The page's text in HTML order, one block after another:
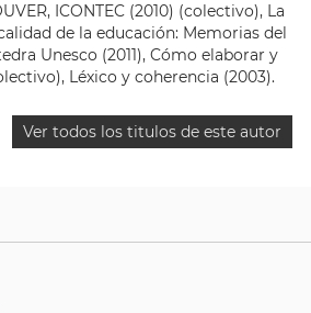
ICONTEC (2010) (colectivo), La
de la educación: Memorias del
Unesco (2011), Cómo elaborar y
Léxico y coherencia (2003).
Ver todos los titulos de este autor